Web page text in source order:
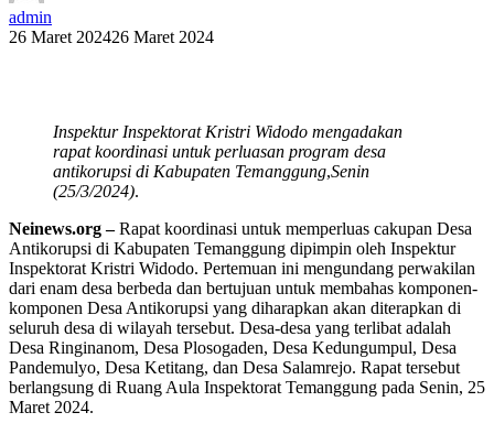
admin
26 Maret 202426 Maret 2024
Inspektur Inspektorat Kristri Widodo mengadakan
rapat koordinasi untuk perluasan program desa
antikorupsi di Kabupaten Temanggung,Senin
(25/3/2024).
Neinews.org –Rapat koordinasi untuk memperluas cakupan Desa
Antikorupsi di Kabupaten Temanggung dipimpin oleh Inspektur
Inspektorat Kristri Widodo. Pertemuan ini mengundang perwakilan
dari enam desa berbeda dan bertujuan untuk membahas komponen-
komponen Desa Antikorupsi yang diharapkan akan diterapkan di
seluruh desa di wilayah tersebut. Desa-desa yang terlibat adalah
Desa Ringinanom, Desa Plosogaden, Desa Kedungumpul, Desa
Pandemulyo, Desa Ketitang, dan Desa Salamrejo. Rapat tersebut
berlangsung di Ruang Aula Inspektorat Temanggung pada Senin, 25
Maret 2024.